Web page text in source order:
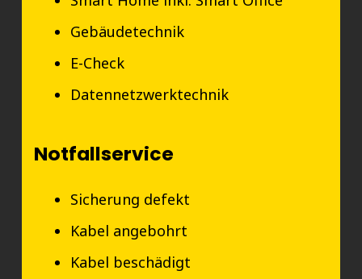
Gebäudetechnik
E-Check
Datennetzwerktechnik
Notfallservice
Sicherung defekt
Kabel angebohrt
Kabel beschädigt